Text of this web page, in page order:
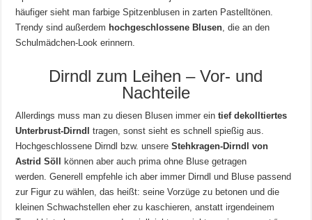
häufiger sieht man farbige Spitzenblusen in zarten Pastelltönen.
Trendy sind außerdem hochgeschlossene Blusen , die an den
Schulmädchen-Look erinnern.
Dirndl zum Leihen – Vor- und
Nachteile
Allerdings muss man zu diesen Blusen immer eintief dekolltiertes
Unterbrust-Dirndl
tragen, sonst sieht es schnell spießig aus.
Hochgeschlossene Dirndl bzw. unsereStehkragen-Dirndl von
Astrid Söll
können aber auch prima ohne Bluse getragen
werden. Generell empfehle ich aber immer Dirndl und Bluse passend
zur Figur zu wählen, das heißt: seine Vorzüge zu betonen und die
kleinen Schwachstellen eher zu kaschieren, anstatt irgendeinem